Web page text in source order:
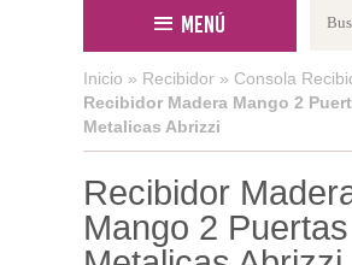
Menú
Inicio » Recibidor » Consola
Recibidor Madera Mango 2
Metalicas Abrizzi
Recibidor
Mango 2